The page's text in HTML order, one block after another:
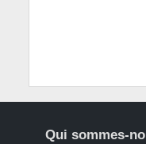
Qui sommes-